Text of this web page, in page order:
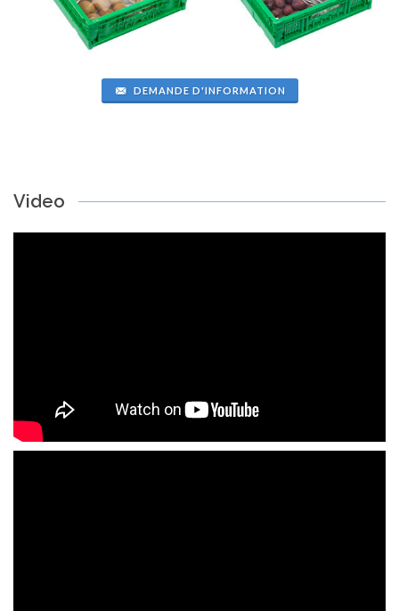
DEMANDE D'INFORMATION
Video